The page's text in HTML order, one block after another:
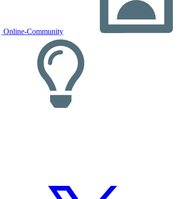
Online-Community